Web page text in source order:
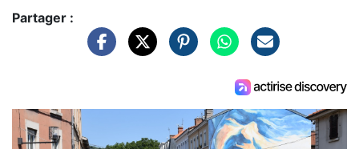
Partager :